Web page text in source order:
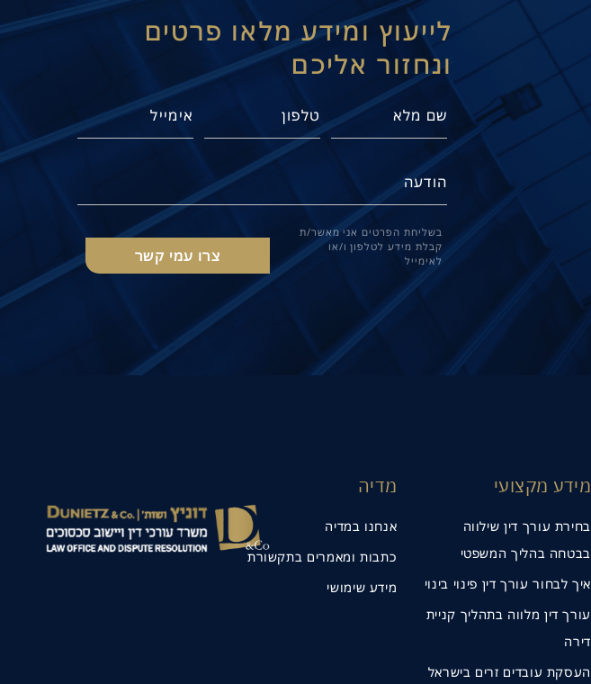
לייעוץ ומידע מלאו פרטים
ונחזור אליכם
בשליחת הפרטים אני מאשר/ת
קבלת מידע לטלפון ו/או
לאימייל
מידע מקצועי
בחירת עורך דין שילווה
בבטחה בהליך המשפטי
איך לבחור עורך דין פינוי בינוי
עורך דין מלווה בתהליך קניית
דירה
העסקת עובדים זרים בישראל
מדיה
אנחנו במדיה
כתבות ומאמרים בתקשורת
מידע שימושי